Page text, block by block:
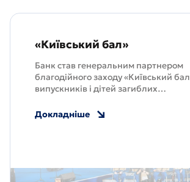
«Київський бал»
Банк став генеральним партнером
благодійного заходу «Київський
випускників і дітей загиблих
Докладніше